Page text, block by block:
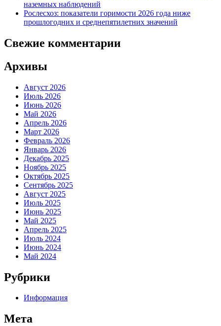
наземных наблюдений
Рослесхоз: показатели горимости 2026 года ниже
прошлогодних и среднепятилетних значений
Свежие комментарии
Архивы
Август 2026
Июль 2026
Июнь 2026
Май 2026
Апрель 2026
Март 2026
Февраль 2026
Январь 2026
Декабрь 2025
Ноябрь 2025
Октябрь 2025
Сентябрь 2025
Август 2025
Июль 2025
Июнь 2025
Май 2025
Апрель 2025
Июль 2024
Июнь 2024
Май 2024
Рубрики
Информация
Мета